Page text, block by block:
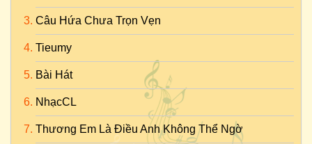
Câu Hứa Chưa Trọn Vẹn
Tieumy
Bài Hát
NhạcCL
Thương Em Là Điều Anh Không Thể Ngờ